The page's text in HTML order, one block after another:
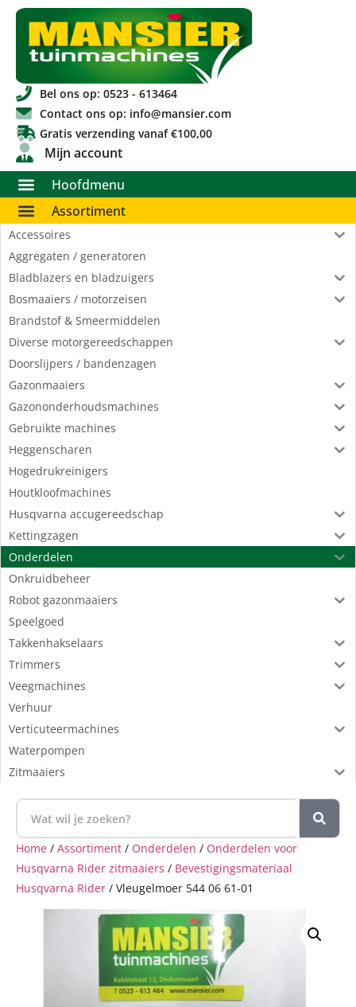
Bel ons op: 0523 - 613464
Contact ons op: info@mansier.com
Gratis verzending vanaf €100,00
Mijn account
Hoofdmenu
Assortiment
Accessoires
Aggregaten / generatoren
Bladblazers en bladzuigers
Bosmaaiers / motorzeisen
Brandstof & Smeermiddelen
Diverse motorgereedschappen
Doorslijpers / bandenzagen
Gazonmaaiers
Gazononderhoudsmachines
Gebruikte machines
Heggenscharen
Hogedrukreinigers
Houtkloofmachines
Husqvarna accugereedschap
Kettingzagen
Onderdelen
Onkruidbeheer
Robot gazonmaaiers
Speelgoed
Takkenhakselaars
Trimmers
Veegmachines
Verhuur
Verticuteermachines
Waterpompen
Zitmaaiers
Home / Assortiment / Onderdelen / Onderdelen voor
Husqvarna Rider zitmaaiers / Bevestigingsmateriaal
Husqvarna Rider / Vleugelmoer 544 06 61-01